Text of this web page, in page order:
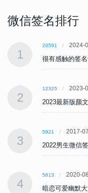
微信签名排行
1
20591 2024-
很有感触的签
2
12325 2023-
2023最新版颜
3
5921 2017-
2022男生微信
4
5813 2020-
暗恋可爱幽默